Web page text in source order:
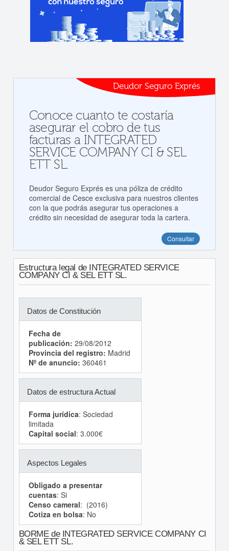
Deudor Seguro Exprés
Conoce cuanto te costaría
asegurar el cobro de tus
facturas a INTEGRATED
SERVICE COMPANY CI & SEL
ETT SL.
Deudor Seguro Exprés es una póliza de crédito
comercial de Cesce exclusiva para nuestros clientes
con la que podrás asegurar tus operaciones a
crédito sin necesidad de asegurar toda la cartera.
Consultar
Estructura legal de INTEGRATED SERVICE
COMPANY CI & SEL ETT SL.
Datos de Constitución
Fecha de
publicación: 29/08/2012
Provincia del registro: Madrid
Nº de anuncio: 360461
Datos de estructura Actual
Forma jurídica: Sociedad
limitada
Capital social: 3.000€
Aspectos Legales
Obligado a presentar
cuentas: Si
Censo cameral: (2016)
Cotiza en bolsa: No
BORME de INTEGRATED SERVICE COMPANY CI
& SEL ETT SL.